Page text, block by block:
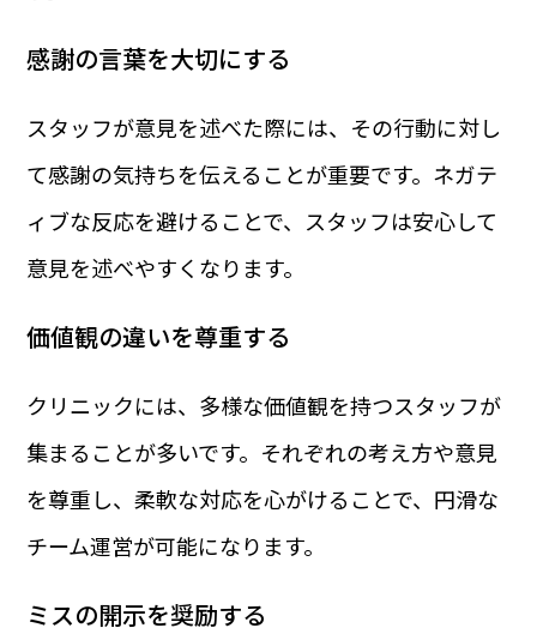
感謝の言葉を大切にする
スタッフが意見を述べた際には、その行動に対し
て感謝の気持ちを伝えることが重要です。ネガテ
ィブな反応を避けることで、スタッフは安心して
意見を述べやすくなります。
価値観の違いを尊重する
クリニックには、多様な価値観を持つスタッフが
集まることが多いです。それぞれの考え方や意見
を尊重し、柔軟な対応を心がけることで、円滑な
チーム運営が可能になります。
ミスの開示を奨励する